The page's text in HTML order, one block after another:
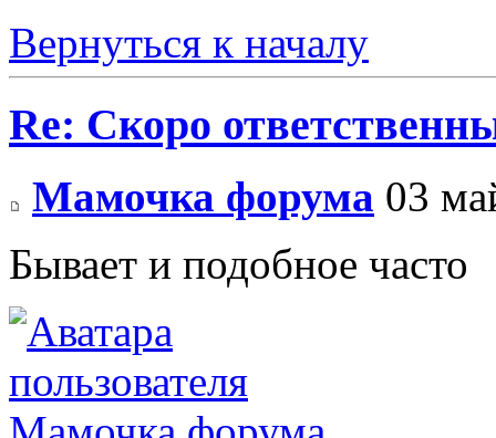
Вернуться к началу
Re: Скоро
Мамочка форума 03
Бывает и подобное часто